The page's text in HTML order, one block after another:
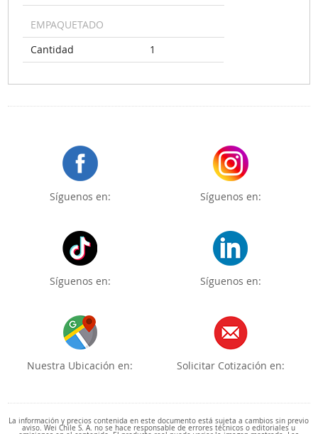
EMPAQUETADO
Cantidad
1
Síguenos en: Síguenos en:
Síguenos en: Síguenos en:
Nuestra Ubicación en: Solicitar Cotización en:
La información y precios contenida en este documento está sujeta a cambios sin previo
aviso. Wei Chile S. A. no se hace responsable de errores técnicos o editoriales u